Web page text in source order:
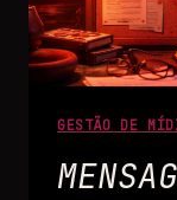
GESTÃO DE